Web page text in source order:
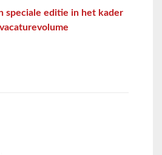
speciale editie in het kader